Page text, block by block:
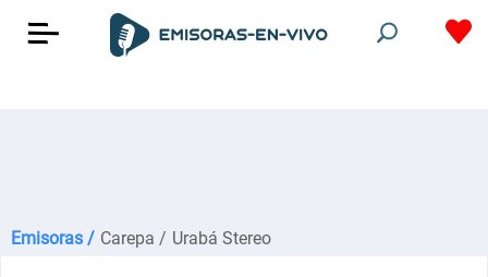
Emisoras / Carepa / Urabá Stereo